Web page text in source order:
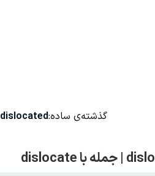
گذشته‌ی ساده:dislocated